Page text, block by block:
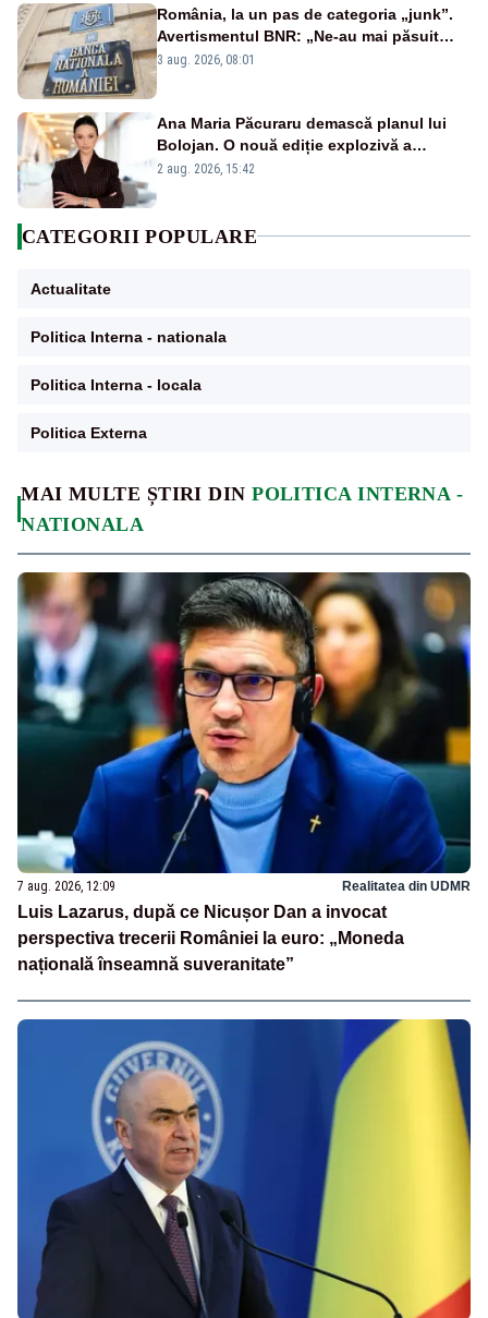
MAI MULTE ȘTIRI DINPOLITICA INTERNA -
NATIONALA
7 aug. 2026, 12:09 Realitatea din UDMR
Luis Lazarus, după ce Nicușor Dan a invocat
perspectiva trecerii României la euro: „Moneda
națională înseamnă suveranitate”
România, la un pas de categoria „junk”.
Avertismentul BNR: „Ne-au mai păsuit
pentru câteva luni”
3 aug. 2026, 08:01
Ana Maria Păcuraru demască planul lui
Bolojan. O nouă ediție explozivă a
emisiunii „Miza Zilei” la Realitatea PLUS
2 aug. 2026, 15:42
CATEGORII POPULARE
Actualitate
Politica Interna - nationala
Politica Interna - locala
Politica Externa